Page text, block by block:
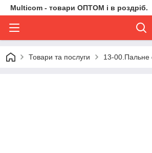
Multicom - товари ОПТОМ і в роздріб.
Товари та послуги 13-00.Пальне